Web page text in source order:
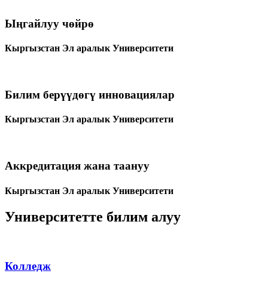
Ыңгайлуу чөйрө
Кыргызстан Эл аралык Университети
Билим берүүдөгү инновациялар
Кыргызстан Эл аралык Университети
Аккредитация жана таануу
Кыргызстан Эл аралык Университети
Университетте билим алуу
Колледж